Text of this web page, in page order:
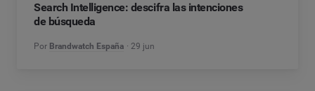
Search Intelligence: descifra las intenciones
de búsqueda
Por Brandwatch España 29 jun